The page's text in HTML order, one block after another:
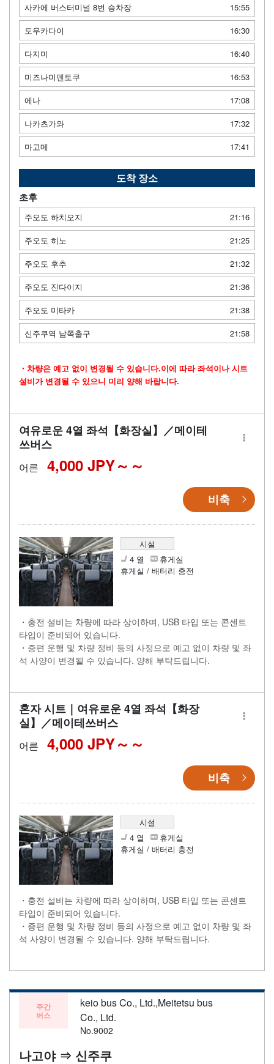
사카에 버스터미널 8번 승차장
15:55
도우카다이
16:30
다지미
16:40
미즈나미덴토쿠
16:53
에나
17:08
나카츠가와
17:32
마고메
17:41
도착 장소
초후
주오도 하치오지
21:16
주오도 히노
21:25
주오도 후추
21:32
주오도 진다이지
21:36
주오도 미타카
21:38
신주쿠역 남쪽출구
21:58
・차량은 예고 없이 변경될 수 있습니다.이에 따라 좌석이나 시트
설비가 변경될 수 있으니 미리 양해 바랍니다.
여유로운 4열 좌석【화장실】／메이테
쓰버스
어른 4,000 JPY～
비축
시설
4 열
휴게실
휴게실 / 배터리 충전
・충전 설비는 차량에 따라 상이하며, USB 타입 또는 콘센트
타입이 준비되어 있습니다.
・증편 운행 및 차량 정비 등의 사정으로 예고 없이 차량 및 좌
석 사양이 변경될 수 있습니다. 양해 부탁드립니다.
혼자 시트｜여유로운 4열 좌석【화장
실】／메이테쓰버스
어른 4,000 JPY～
비축
시설
4 열
휴게실
휴게실 / 배터리 충전
・충전 설비는 차량에 따라 상이하며, USB 타입 또는 콘센트
타입이 준비되어 있습니다.
・증편 운행 및 차량 정비 등의 사정으로 예고 없이 차량 및 좌
석 사양이 변경될 수 있습니다. 양해 부탁드립니다.
주간
버스
keio bus Co., Ltd.,Meitetsu bus
Co., Ltd.
No.9002
나고야 ⇒ 신주쿠